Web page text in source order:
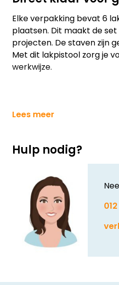
Elke verpakking bevat 6
plaatsen. Dit maakt de
projecten. De staven zijn
Met dit lakpistool zorg je
werkwijze.
Lees meer
Hulp nodig?